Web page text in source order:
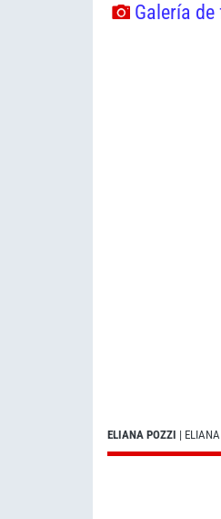
Galería
ELIANA POZZI |